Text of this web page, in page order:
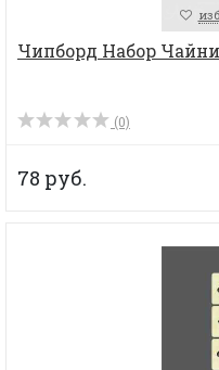
Чипборд Набор
(0)
78 руб.